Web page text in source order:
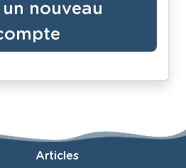
un nouveau
Articles